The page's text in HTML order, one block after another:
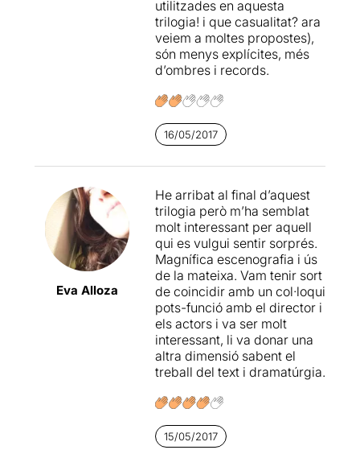
Raimon Molins situa el
focus d'atenció d'aquest
"primer acte" en la
percepció que té Nina del
protagonista d'una vida que
23 anys se sent buida i
angoixada per no saber
quina orientació ha de donar
que visqui fins als 70 anys,
els 47 anys que em resten
de la meva vida, no se pas
com els podré omplir".
Molt bona la interacció de
laGal.la Sabatéamb els
vídeos que es van projectant
a les tres parets de
l'escenari. En sentit
contrarihem trobat masses
espais en blanc, masses
pauses on ella no diu res, on
ella està amb ella mateixa
peròon, nosaltres,
espectadors no acabem de
utilitzades en aquesta
trilogia! i que casualitat? ara
veiem a moltes propostes),
són menys explícites, més
d’ombres i records.
16/05/2017
Eva Alloza
He arribat al final d’aquest
trilogia però m’ha semblat
molt interessant per aquell
qui es vulgui sentir sorprés.
Magnífica escenografia i ús
de la mateixa. Vam tenir sort
de coincidir amb un col·loqui
pots-funció amb el director i
els actors i va ser molt
interessant, li va donar una
altra dimensió sabent el
treball del text i dramatúrgia.
15/05/2017